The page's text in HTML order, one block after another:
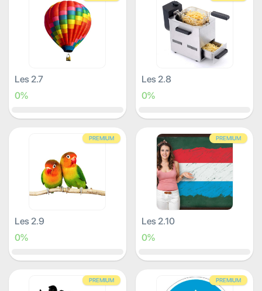
Les 2.7
0%
Les 2.8
0%
PREMIUM
Les 2.9
0%
PREMIUM
Les 2.10
0%
PREMIUM PREMIUM